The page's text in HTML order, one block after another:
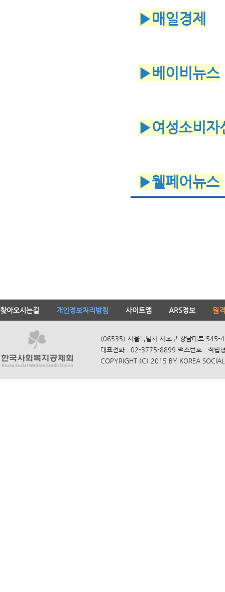
▶매일경제
▶베이비뉴스
▶여성소비자
▶웰페어뉴스
찾아오시는길 개인정보처리방침 사이트맵 ARS정보 원
(06535) 서울특별시 서초구 강남대로 545-
대표전화 : 02-3775-8899 팩스번호 : 적립
COPYRIGHT (C) 2015 BY KOREA SOCIAL